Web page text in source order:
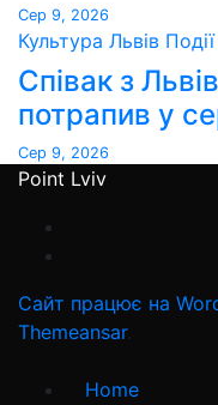
Сер 9, 2026
Культура Львів Події
Співак з
потрапив у
Сер 9, 2026
Point Lviv
Сайт працює на
Themeansar.
Home